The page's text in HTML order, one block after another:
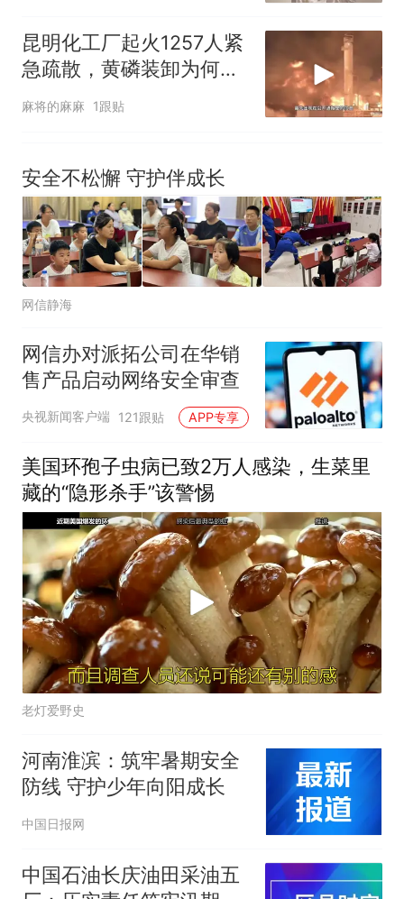
因老师一句“跟我回家”改写了
人生
昆明化工厂起火1257人紧
急疏散，黄磷装卸为何突
然出事
麻将的麻麻 1跟贴
安全不松懈 守护伴成长
网信静海
网信办对派拓公司在华销
售产品启动网络安全审查
央视新闻客户端 121跟贴 APP专享
美国环孢子虫病已致2万人感染，生菜里
藏的“隐形杀手”该警惕
老灯爱野史
河南淮滨：筑牢暑期安全
防线 守护少年向阳成长
中国日报网
中国石油长庆油田采油五